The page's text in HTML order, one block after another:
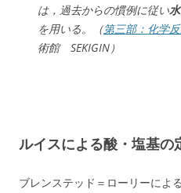
は，過去からの慣例に従い
を用いる。（第三部：化学
術館 SEKIGIN）
ルイスによる酸・塩基の
ブレンステッド＝ローリーによ